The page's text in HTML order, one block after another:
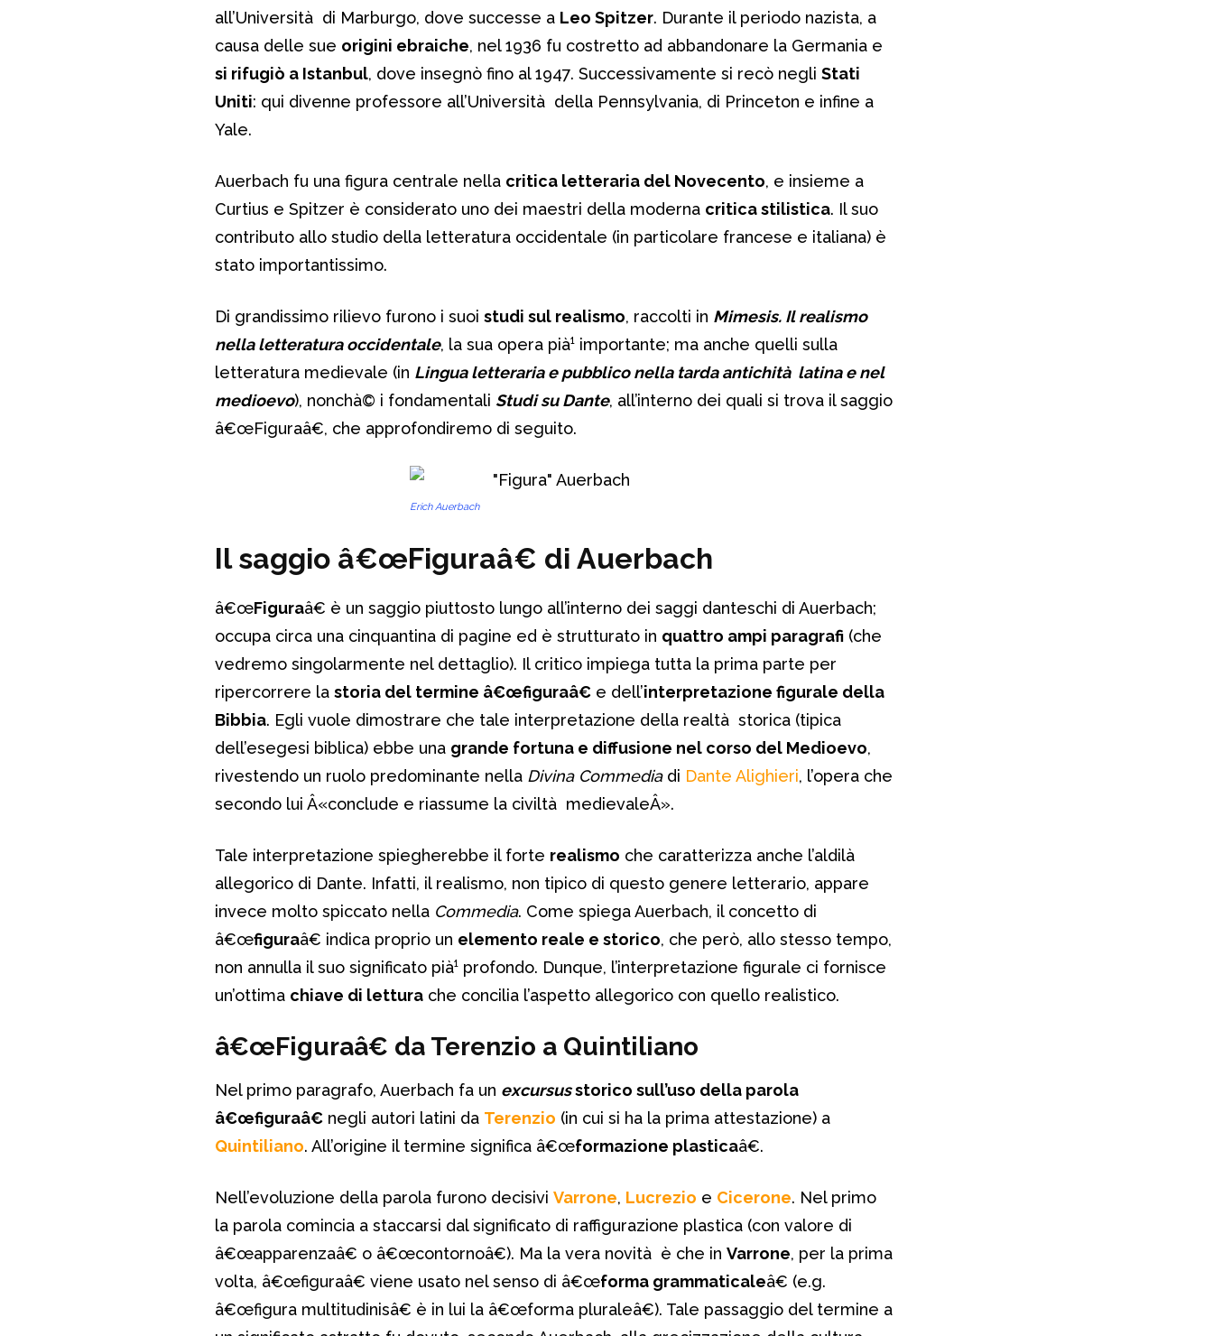
all’Università di Marburgo, dove successe a Leo Spitzer. Durante il periodo nazista, a
causa delle sue origini ebraiche, nel 1936 fu costretto ad abbandonare la Germania e
si rifugiò a Istanbul, dove insegnò fino al 1947. Successivamente si recò negli Stati
Uniti: qui divenne professore all’Università della Pennsylvania, di Princeton e infine a
Yale.
Auerbach fu una figura centrale nella critica letteraria del Novecento, e insieme a
Curtius e Spitzer è considerato uno dei maestri della moderna critica stilistica. Il suo
contributo allo studio della letteratura occidentale (in particolare francese e italiana) è
stato importantissimo.
Di grandissimo rilievo furono i suoi studi sul realismo, raccolti in Mimesis. Il realismo
nella letteratura occidentale, la sua opera pià¹ importante; ma anche quelli sulla
letteratura medievale (in Lingua letteraria e pubblico nella tarda antichità latina e nel
medioevo), nonchà© i fondamentali Studi su Dante, all’interno dei quali si trova il saggio
â€œFiguraâ€, che approfondiremo di seguito.
Erich Auerbach
Il saggio â€œFiguraâ€ di Auerbach
â€œFiguraâ€ è un saggio piuttosto lungo all’interno dei saggi danteschi di Auerbach;
occupa circa una cinquantina di pagine ed è strutturato in quattro ampi paragrafi (che
vedremo singolarmente nel dettaglio). Il critico impiega tutta la prima parte per
ripercorrere la storia del termine â€œfiguraâ€ e dell’interpretazione figurale della
Bibbia. Egli vuole dimostrare che tale interpretazione della realtà storica (tipica
dell’esegesi biblica) ebbe una grande fortuna e diffusione nel corso del Medioevo,
rivestendo un ruolo predominante nella Divina Commediadi Dante Alighieri, l’opera che
secondo lui Â«conclude e riassume la civiltà medievaleÂ».
Tale interpretazione spiegherebbe il forte realismo che caratterizza anche l’aldilà
allegorico di Dante. Infatti, il realismo, non tipico di questo genere letterario, appare
invece molto spiccato nella Commedia. Come spiega Auerbach, il concetto di
â€œfiguraâ€ indica proprio un elemento reale e storico, che però, allo stesso tempo,
non annulla il suo significato pià¹ profondo. Dunque, l’interpretazione figurale ci fornisce
un’ottima chiave di lettura che concilia l’aspetto allegorico con quello realistico.
â€œFiguraâ€ da Terenzio a Quintiliano
Nel primo paragrafo, Auerbach fa un excursusstorico sull’uso della parola
â€œfiguraâ€ negli autori latini da Terenzio (in cui si ha la prima attestazione) a
Quintiliano. All’origine il termine significa â€œformazione plasticaâ€.
Nell’evoluzione della parola furono decisivi Varrone, Lucrezio e Cicerone. Nel primo
la parola comincia a staccarsi dal significato di raffigurazione plastica (con valore di
â€œapparenzaâ€ o â€œcontornoâ€). Ma la vera novità è che in Varrone, per la prima
volta, â€œfiguraâ€ viene usato nel senso di â€œforma grammaticaleâ€ (e.g.
â€œfigura multitudinisâ€ è in lui la â€œforma pluraleâ€). Tale passaggio del termine a